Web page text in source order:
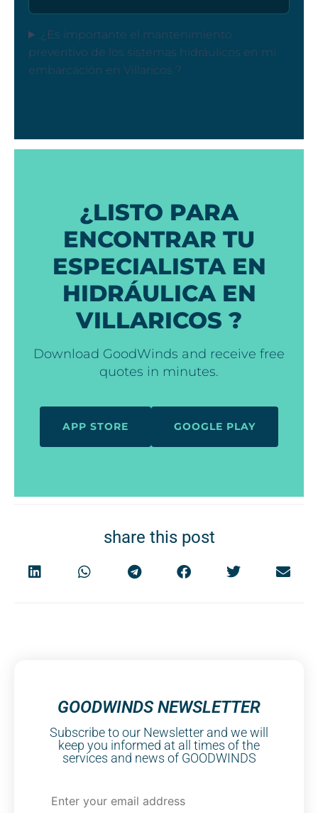
¿Es importante el mantenimiento
preventivo de los sistemas hidráulicos en mi
embarcación en Villaricos ?
¿LISTO PARA
ENCONTRAR TU
ESPECIALISTA EN
HIDRÁULICA EN
VILLARICOS ?
Download GoodWinds and receive free
quotes in minutes.
APP STORE GOOGLE PLAY
share this post
GOODWINDS NEWSLETTER
Subscribe to our Newsletter and we will
keep you informed at all times of the
services and news of GOODWINDS